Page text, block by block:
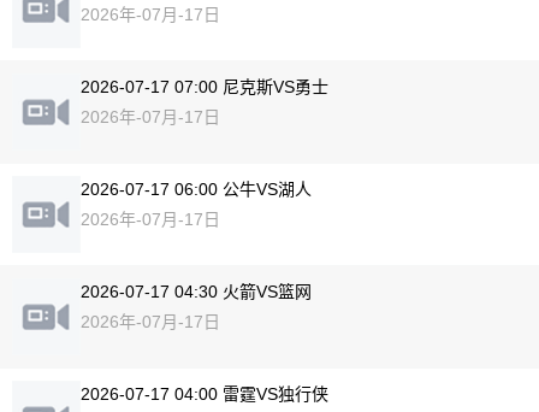
2026年-07月-17日
2026-07-17 07:00 尼克斯VS勇士
2026年-07月-17日
2026-07-17 06:00 公牛VS湖人
2026年-07月-17日
2026-07-17 04:30 火箭VS篮网
2026年-07月-17日
2026-07-17 04:00 雷霆VS独行侠